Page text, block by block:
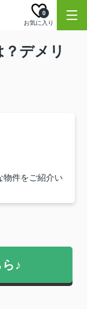
お気に入り
0
デメリ
物件をご紹介い
♪